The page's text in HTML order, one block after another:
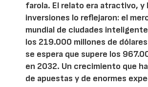
farola. El relato era atractivo, y
inversiones lo reflejaron: el
mundial de ciudades
los 219.000 millones de
se espera que supere los
en 2032. Un crecimiento que
de apuestas y de enormes